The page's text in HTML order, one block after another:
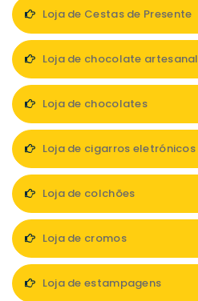
Loja de Cestas de Presente
Loja de chocolate artesanal
Loja de chocolates
Loja de cigarros eletrónicos
Loja de colchões
Loja de cromos
Loja de estampagens